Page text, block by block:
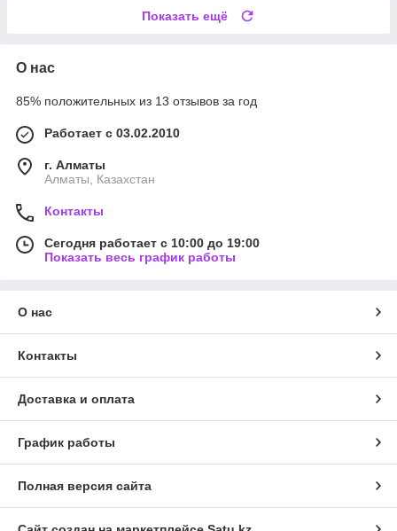
Показать ещё
О нас
85% положительных из 13 отзывов за год
Работает с 03.02.2010
г. Алматы
Алматы, Казахстан
Контакты
Сегодня работает с 10:00 до 19:00
Показать весь график работы
О нас
Контакты
Доставка и оплата
График работы
Полная версия сайта